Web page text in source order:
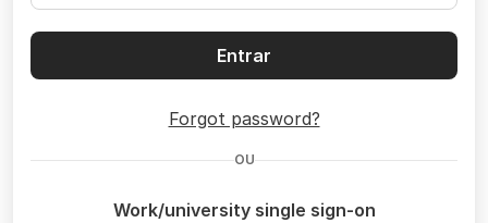
Entrar
Forgot password?
OU
Work/university single sign-on